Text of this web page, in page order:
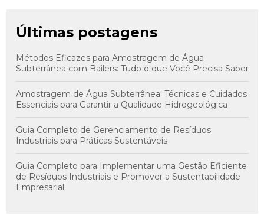
Últimas postagens
Métodos Eficazes para Amostragem de Água
Subterrânea com Bailers: Tudo o que Você Precisa Saber
Amostragem de Água Subterrânea: Técnicas e Cuidados
Essenciais para Garantir a Qualidade Hidrogeológica
Guia Completo de Gerenciamento de Resíduos
Industriais para Práticas Sustentáveis
Guia Completo para Implementar uma Gestão Eficiente
de Resíduos Industriais e Promover a Sustentabilidade
Empresarial